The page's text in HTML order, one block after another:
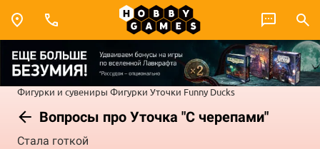
Фигурки и сувениры Фигурки Уточки Funny Ducks
Вопросы про Уточка "С черепами"
Стала готкой